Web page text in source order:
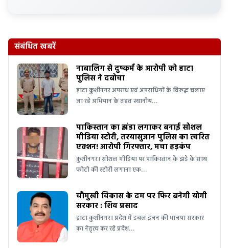
संबंधित खबरें
नाबालिग से दुष्कर्म के आरोपी को हाटा
पुलिस ने दबोचा
हाटा कुशीनगर अपराध एवं अपराधियों के विरुद्ध चलाए
जा रहे अभियान के तहत स्थानीय…
पाकिस्तान का झंडा लगाकर बनाई सोशल
मीडिया स्टोरी, तरयासुजान पुलिस का त्वरित
एक्शन! आरोपी गिरफ्तार, मचा हड़कंप
कुशीनगर। सोशल मीडिया पर पाकिस्तान के झंडे के साथ
फोटो की स्टोरी लगाना एक…
चौमुखी विकास के दम पर फिर बनेगी योगी
सरकार : शिव प्रसाद
हाटा कुशीनगर। प्रदेश में डबल इंजन की भाजपा सरकार
का नेतृत्व कर रहे प्रदेश…